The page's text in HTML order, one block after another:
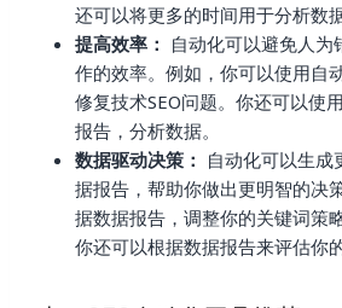
还可以将更多的时间用于分析数
提高效率： 自动化可以避免人为
作的效率。例如，你可以使用自
修复技术SEO问题。你还可以使
报告，分析数据。
数据驱动决策： 自动化可以生成
据报告，帮助你做出更明智的决
据数据报告，调整你的关键词策
你还可以根据数据报告来评估你的